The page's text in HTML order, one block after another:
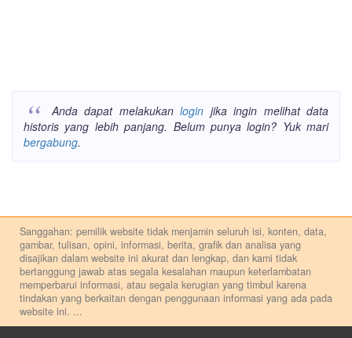
Anda dapat melakukanlogin jika ingin melihat data
historis yang lebih panjang. Belum punya login? Yuk mari
bergabung.
Sanggahan: pemilik website tidak menjamin seluruh isi, konten, data,
gambar, tulisan, opini, informasi, berita, grafik dan analisa yang
disajikan dalam website ini akurat dan lengkap, dan kami tidak
bertanggung jawab atas segala kesalahan maupun keterlambatan
memperbarui informasi, atau segala kerugian yang timbul karena
tindakan yang berkaitan dengan penggunaan informasi yang ada pada
website ini. ...